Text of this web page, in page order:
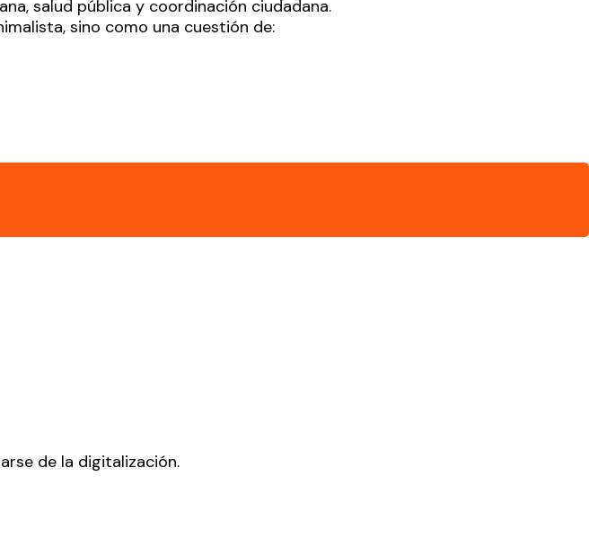
salud pública y coordinación ciudadana.
sino como una cuestión de:
de la digitalización.